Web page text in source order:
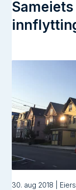
30. aug 2018 |